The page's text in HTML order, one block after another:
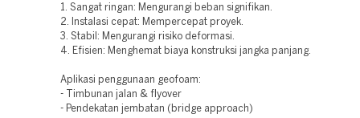
1. Sangat ringan: Mengurangi beban signifikan.
2. Instalasi cepat: Mempercepat proyek.
3. Stabil: Mengurangi risiko deformasi.
4. Efisien: Menghemat biaya konstruksi jangka panjang.
Aplikasi penggunaan geofoam:
- Timbunan jalan & flyover
- Pendekatan jembatan (bridge approach)